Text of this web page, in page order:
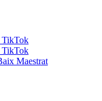
TikTok
TikTok